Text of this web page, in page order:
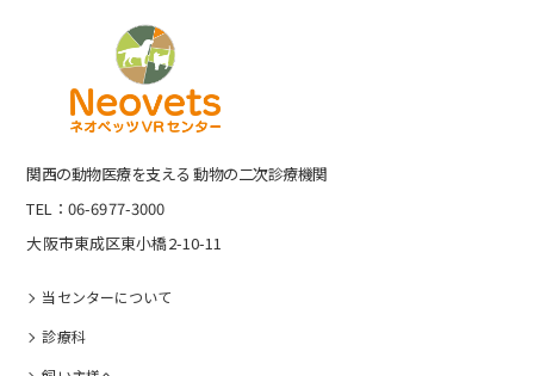
関⻄の動物医療を⽀える 動物の⼆次診療機関
TEL：06-6977-3000
大阪市東成区東小橋2-10-11
当センターについて
診療科